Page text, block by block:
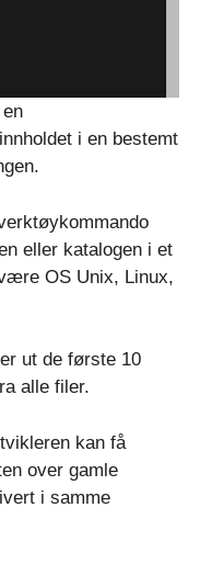
i en bestemt
eller katalogen i et
OS Unix, Linux,
ut de første 10
alle filer.
kan få
over gamle
i samme